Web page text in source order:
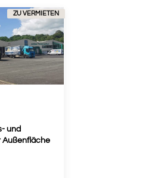
und
Außenfläche
ZU VERMIETEN